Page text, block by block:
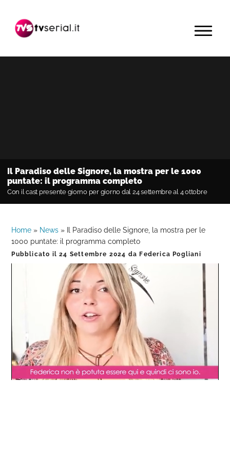
navigazione
contenuto
barra
primaria
MENU
Il Paradiso delle Signore, la mostra per le 1000
puntate: il programma completo
Con il cast presente giorno per giorno dal 24 settembre al 4 ottobre
Home » News »
Il Paradiso delle Signore, la mostra per le
1000 puntate: il programma completo
Pubblicato il24 Settembre 2024 da Federica Pogliani
Unmute
Loaded:
0%
Progress:
0%